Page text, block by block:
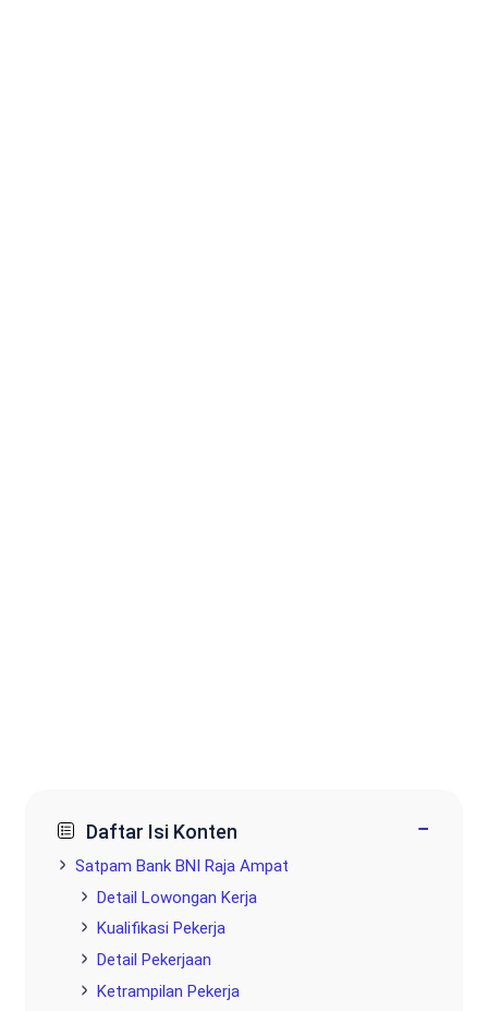
Daftar Isi Konten −
Satpam Bank BNI Raja Ampat
Detail Lowongan Kerja
Kualifikasi Pekerja
Detail Pekerjaan
Ketrampilan Pekerja